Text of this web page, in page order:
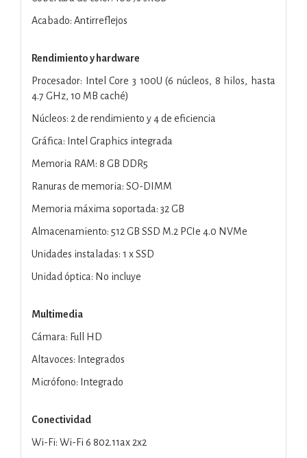
Acabado: Antirreflejos
Rendimiento y hardware
Procesador: Intel Core 3 100U (6 núcleos, 8 hilos, hasta
4.7 GHz, 10 MB caché)
Núcleos: 2 de rendimiento y 4 de eficiencia
Gráfica: Intel Graphics integrada
Memoria RAM: 8 GB DDR5
Ranuras de memoria: SO-DIMM
Memoria máxima soportada: 32 GB
Almacenamiento: 512 GB SSD M.2 PCIe 4.0 NVMe
Unidades instaladas: 1 x SSD
Unidad óptica: No incluye
Multimedia
Cámara: Full HD
Altavoces: Integrados
Micrófono: Integrado
Conectividad
Wi-Fi: Wi-Fi 6 802.11ax 2x2